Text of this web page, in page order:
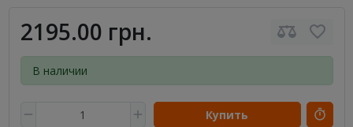
2195.00 грн.
В наличии
Купить